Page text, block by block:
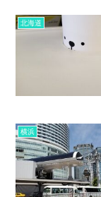
北海道
横浜